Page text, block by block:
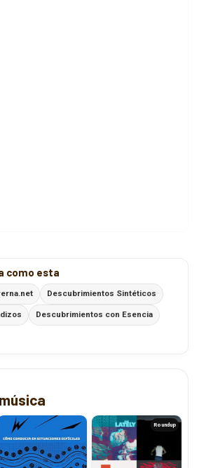
como esta
Descubrimientos Sintéticos
Descubrimientos con Esencia
Roundup